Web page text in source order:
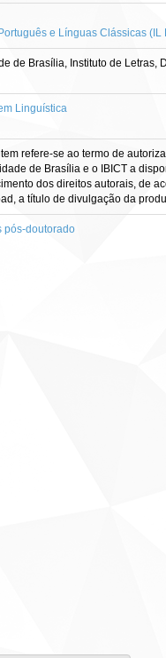
e Línguas Clássicas (IL
de Brasília, Instituto de Letras,
Linguística
refere-se ao termo de
de Brasília e o IBICT a
dos direitos autorais, de
a título de divulgação da
pós-doutorado